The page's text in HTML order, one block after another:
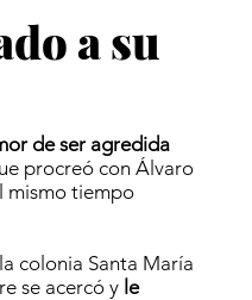
a su
de ser agredida
procreó con Álvaro
mismo tiempo
colonia Santa María
se acercó y le